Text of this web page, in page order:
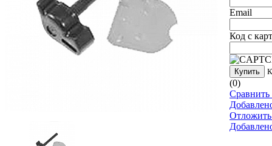
Email
Код с
Купить
(0)
Сравнить
Отложить